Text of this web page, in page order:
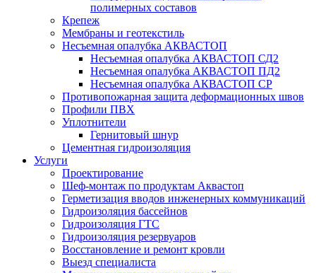
полимерных составов
Крепеж
Мембраны и геотекстиль
Несъемная опалубка АКВАСТОП
Несъемная опалубка АКВАСТОП СД2
Несъемная опалубка АКВАСТОП ПД2
Несъемная опалубка АКВАСТОП СР
Противопожарная защита деформационных швов
Профили ПВХ
Уплотнители
Гернитовый шнур
Цементная гидроизоляция
Услуги
Проектирование
Шеф-монтаж по продуктам Аквастоп
Герметизация вводов инженерных коммуникаций
Гидроизоляция бассейнов
Гидроизоляция ГТС
Гидроизоляция резервуаров
Восстановление и ремонт кровли
Выезд специалиста